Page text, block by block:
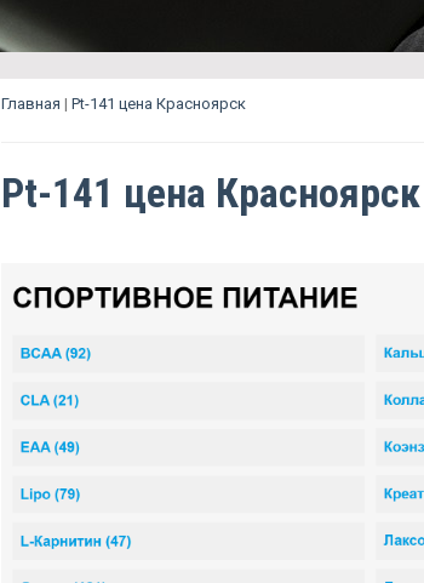
Главная | Pt-141 цена Красноярск
Pt-141 цена Красноярск